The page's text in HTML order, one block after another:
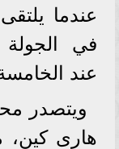
عندما
في الجولة
عند
ويتصدر
هارى كين،